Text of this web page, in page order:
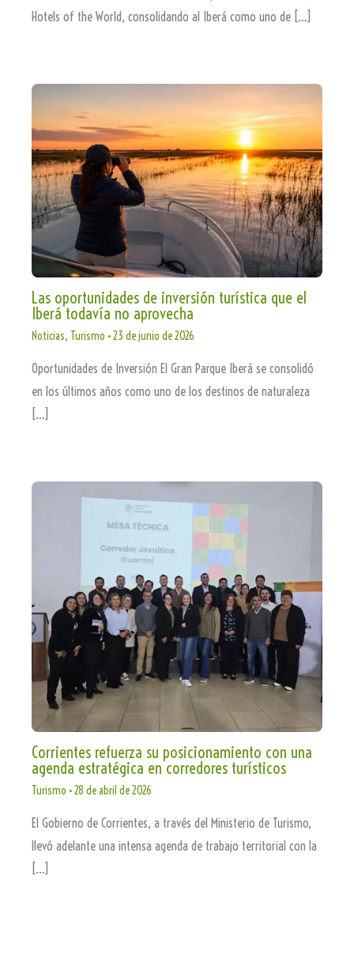
Hotels of the World, consolidando al Iberá como uno de […]
Las oportunidades de inversión turística que el
Iberá todavía no aprovecha
Noticias, Turismo •23 de junio de 2026
Oportunidades de Inversión El Gran Parque Iberá se consolidó
en los últimos años como uno de los destinos de naturaleza
[…]
Corrientes refuerza su posicionamiento con una
agenda estratégica en corredores turísticos
Turismo •28 de abril de 2026
El Gobierno de Corrientes, a través del Ministerio de Turismo,
llevó adelante una intensa agenda de trabajo territorial con la
[…]